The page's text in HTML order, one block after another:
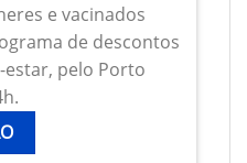
e vacinados
de descontos
estar, pelo Porto